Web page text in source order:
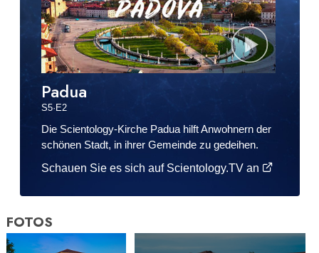
Padua
S5·E2
Die Scientology-Kirche Padua hilft Anwohnern der
schönen Stadt, in ihrer Gemeinde zu gedeihen.
Schauen Sie es sich auf Scientology.TV an
FOTOS